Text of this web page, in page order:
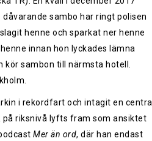
sambo har ringt polisen
henne och sparkat ner henne
innan hon lyckades lämna
kör sambon till närmsta hotell.
i rekordfart och intagit en central
på riksnivå lyfts fram som ansiktet
Mer än ord, där han endast